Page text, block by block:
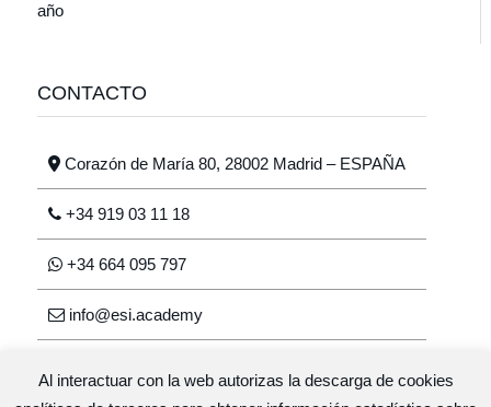
año
CONTACTO
Corazón de María 80, 28002 Madrid – ESPAÑA
+34 919 03 11 18
+34 664 095 797
info@esi.academy
Al interactuar con la web autorizas la descarga de cookies